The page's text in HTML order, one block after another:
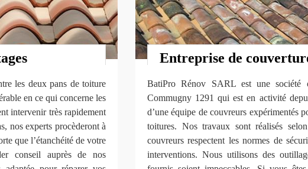
les deux pans de toiture
en ce qui concerne les
intervenir très rapidement
nos experts procèderont à
que l’étanchéité de votre
conseil auprès de nos
Entreprise de
BatiPro Rénov SARL est une société
Commugny 1291 qui est en activité
d’une équipe de couvreurs expérimentés
toitures. Nos travaux sont réalisés
couvreurs respectent les normes de
interventions. Nous utilisons des